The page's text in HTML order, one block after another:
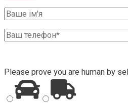
Please prove you are human by